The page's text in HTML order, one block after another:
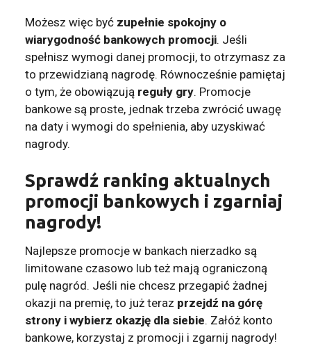
Możesz więc być zupełnie spokojny o
wiarygodność bankowych promocji. Jeśli
spełnisz wymogi danej promocji, to otrzymasz za
to przewidzianą nagrodę. Równocześnie pamiętaj
o tym, że obowiązują reguły gry. Promocje
bankowe są proste, jednak trzeba zwrócić uwagę
na daty i wymogi do spełnienia, aby uzyskiwać
nagrody.
Sprawdź ranking aktualnych
promocji bankowych i zgarniaj
nagrody!
Najlepsze promocje w bankach nierzadko są
limitowane czasowo lub też mają ograniczoną
pulę nagród. Jeśli nie chcesz przegapić żadnej
okazji na premię, to już teraz przejdź na górę
strony i wybierz okazję dla siebie. Załóż konto
bankowe, korzystaj z promocji i zgarnij nagrody!